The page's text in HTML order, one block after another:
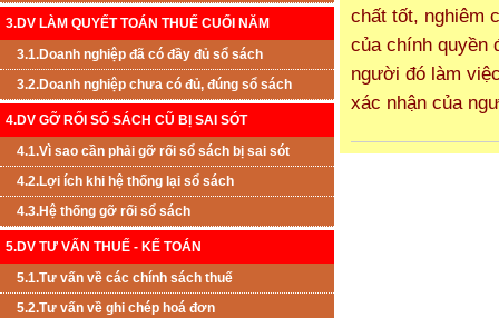
3.DV LÀM QUYẾT TOÁN THUẾ CUỐI NĂM
3.1.Doanh nghiệp đã có đầy đủ sổ sách
3.2.Doanh nghiệp chưa có đủ, đúng sổ sách
4.DV GỠ RỐI SỔ SÁCH CŨ BỊ SAI SÓT
4.1.Vì sao cần phải gỡ rối sổ sách bị sai sót
4.2.Lợi ích khi hệ thống lại sổ sách
4.3.Hệ thống gỡ rối sổ sách
5.DV TƯ VẤN THUẾ - KẾ TOÁN
5.1.Tư vấn về các chính sách thuế
5.2.Tư vấn về ghi chép hoá đơn
chất tốt, nghiêm
của chính quyền
người đó làm
xác nhận của